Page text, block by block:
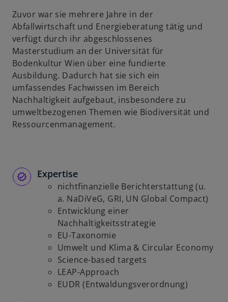
i
s
t
e
r
k
a
r
t
e
f
n
e
t
Zuvor war sie mehrere Jahre in der
Abfallwirtschaft und Energieberatung tätig und
verfügt durch ihr abgeschlossenes
Masterstudium an der Universität für
Bodenkultur Wien über eine fundierte
Ausbildung. Dadurch hat sie sich ein
umfassendes Fachwissen im Bereich
Nachhaltigkeit aufgebaut, insbesondere zu
umweltbezogenen Themen wie Biodiversität und
Ressourcenmanagement.
Expertise
nichtfinanzielle Berichterstattung (u.
a. NaDiVeG, GRI, UN Global Compact)
Entwicklung einer
Nachhaltigkeitsstrategie
EU-Taxonomie
Umwelt und Klima & Circular Economy
Science-based targets
LEAP-Approach
EUDR (Entwaldungsverordnung)